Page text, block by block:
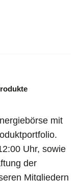
mit
Uhr, sowie
der
Mitgliedern